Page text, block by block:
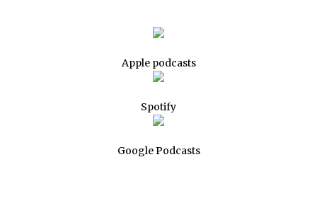
Apple podcasts
Spotify
Google Podcasts